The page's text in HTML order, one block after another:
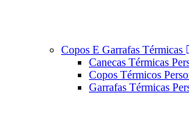
Copos E Garrafas Térmicas
Canecas Térmicas
Copos Térmicos
Garrafas Térmicas